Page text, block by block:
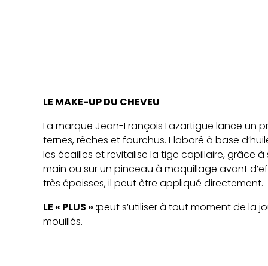
LE MAKE-UP DU CHEVEU
La marque Jean-François Lazartigue lance un
ternes, rêches et fourchus. Elaboré à base
les écailles et revitalise la tige capillaire, grâce
main ou sur un pinceau à maquillage avant
très épaisses, il peut être appliqué directement.
LE « PLUS » :peut s’utiliser à tout moment de la
mouillés.